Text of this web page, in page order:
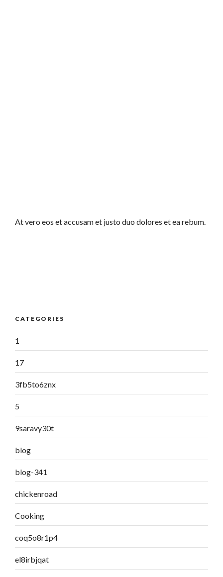
At vero eos et accusam et justo duo dolores et ea rebum.
CATEGORIES
1
17
3fb5to6znx
5
9saravy30t
blog
blog-341
chickenroad
Cooking
coq5o8r1p4
el8irbjqat